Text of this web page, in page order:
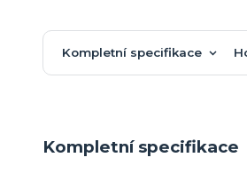
Kompletní specifikace
Kompletní specifikace